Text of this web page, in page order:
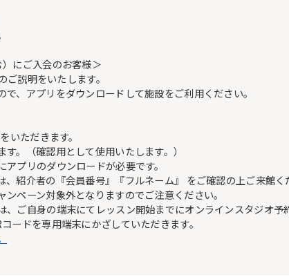
にご入会のお客様＞
説明をいたします。
、アプリをダウンロードして施設をご利用ください。
ただきます。
。（確認用として使用いたします。）
プリのダウンロードが必要です。
紹介者の『会員番号』『フルネーム』 をご確認の上ご来館く
ペーン対象外となりますのでご注意ください。
ご自身の端末にてレッスン開始までにオンラインスタジオ予
ードを専用端末にかざしていただきます。